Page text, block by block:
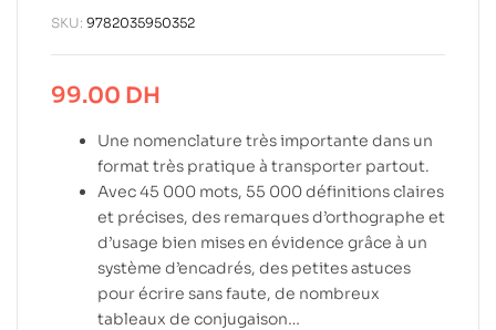
SKU: 9782035950352
99.00 DH
Une nomenclature très importante dans un
format très pratique à transporter partout.
Avec 45 000 mots, 55 000 définitions claires
et précises, des remarques d’orthographe et
d’usage bien mises en évidence grâce à un
système d’encadrés, des petites astuces
pour écrire sans faute, de nombreux
tableaux de conjugaison…